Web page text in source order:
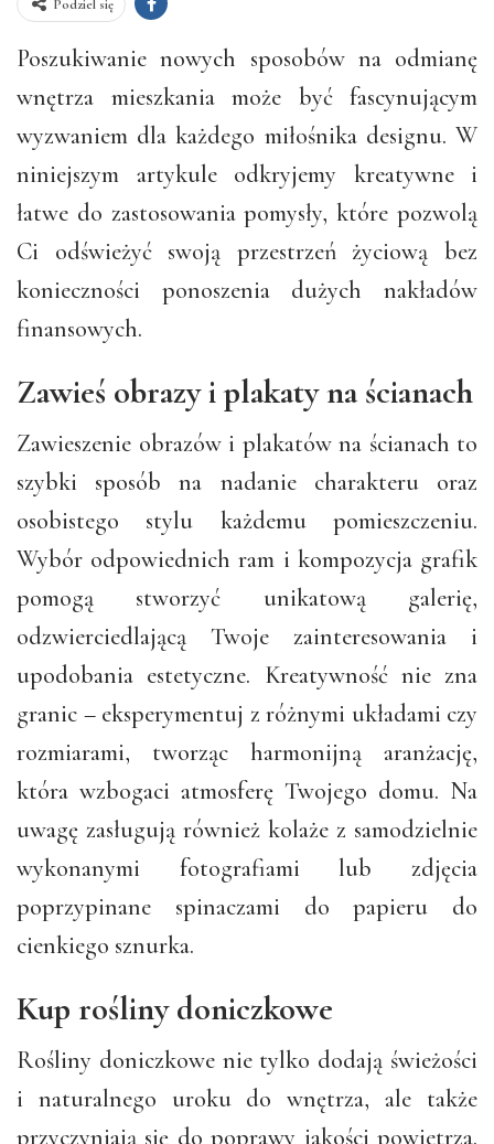
Podziel się
Poszukiwanie nowych sposobów na odmianę
wnętrza mieszkania może być fascynującym
wyzwaniem dla każdego miłośnika designu. W
niniejszym artykule odkryjemy kreatywne i
łatwe do zastosowania pomysły, które pozwolą
Ci odświeżyć swoją przestrzeń życiową bez
konieczności ponoszenia dużych nakładów
finansowych.
Zawieś obrazy i plakaty na ścianach
Zawieszenie obrazów i plakatów na ścianach to
szybki sposób na nadanie charakteru oraz
osobistego stylu każdemu pomieszczeniu.
Wybór odpowiednich ram i kompozycja grafik
pomogą stworzyć unikatową galerię,
odzwierciedlającą Twoje zainteresowania i
upodobania estetyczne. Kreatywność nie zna
granic – eksperymentuj z różnymi układami czy
rozmiarami, tworząc harmonijną aranżację,
która wzbogaci atmosferę Twojego domu. Na
uwagę zasługują również kolaże z samodzielnie
wykonanymi fotografiami lub zdjęcia
poprzypinane spinaczami do papieru do
cienkiego sznurka.
Kup rośliny doniczkowe
Rośliny doniczkowe nie tylko dodają świeżości
i naturalnego uroku do wnętrza, ale także
przyczyniają się do poprawy jakości powietrza.